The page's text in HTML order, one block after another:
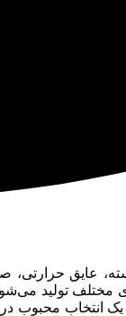
عایق حرارتی،
تولید می‌شود
انتخاب محبوب در